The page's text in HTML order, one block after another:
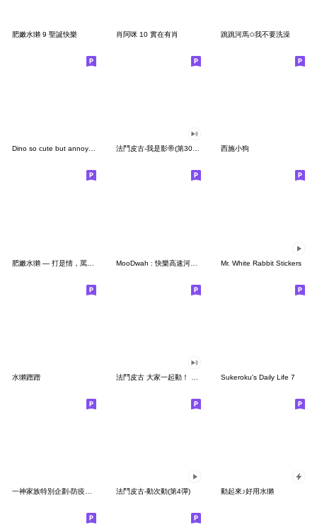
肥嫩水獺 9 聖誕快樂 肖阿咪 10 實在有肖 跳跳河馬✩我不要洗澡
Dino so cute but annoying (EN) 法鬥皮古-我是影帝(第30彈) 西施小狗
Mr. White Rabbit Stickers
水獺蹭蹭 Sukeroku's Daily Life 7
一神家族特別企劃-防疫貼圖 法鬥皮古-動次動(第4彈) 動起來♪好用水獺